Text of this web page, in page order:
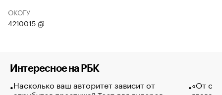
ОКОГУ
4210015
Интересное на РБК
Насколько ваш авторитет зависит от
«От